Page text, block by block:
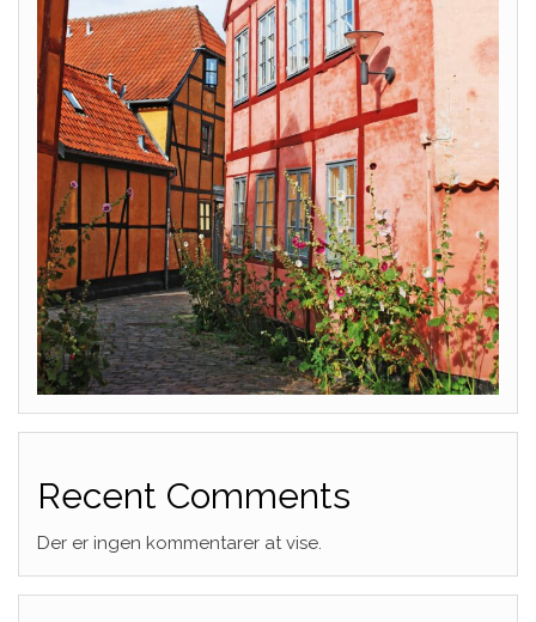
Recent Comments
Der er ingen kommentarer at vise.